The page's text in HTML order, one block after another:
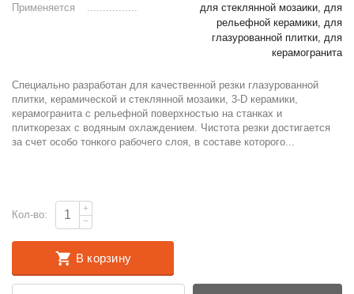
Применяется
для стеклянной мозаики, для
рельефной керамики, для
глазурованной плитки, для
керамогранита
Специально разработан для качественной резки глазурованной
плитки, керамической и стеклянной мозаики, 3-D керамики,
керамогранита с рельефной поверхностью на станках и
плиткорезах с водяным охлаждением. Чистота резки достигается
за счет особо тонкого рабочего слоя, в составе которого...
Кол-во:
+
−
В корзину